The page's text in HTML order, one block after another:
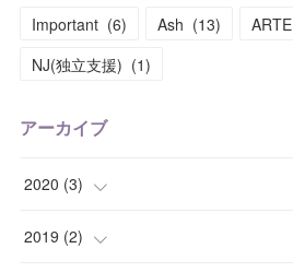
Important (6) Ash (13) ARTE
NJ(独立支援) (1)
アーカイブ
2020 (3)
(1
2019 (2)